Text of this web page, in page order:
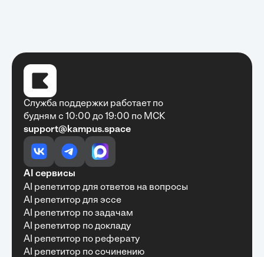
Очень быстро, недорого, качественно,
доступно
Алексей Антонов•27 мая, 2025
Обучение с Кампус Хаб — очень экономит
полезной информации. Рекомендую ...
Рекомендую Кампус АИ всем, кто хочет
Служба поддержки работает по
будням с 10:00 до 19:00 по МСК
support@kampus.space
AI сервисы
AI репетитор для ответов на вопросы
AI репетитор для эссе
AI репетитор по задачам
AI репетитор по докладу
AI репетитор по реферату
AI репетитор по сочинению